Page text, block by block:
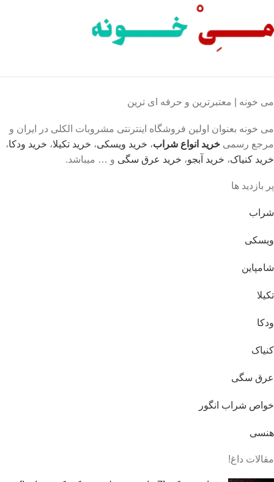
می خونه | معتبرترین و حرفه ای ترین
می خونه بعنوان اولین فروشگاه اینترنتی مشروبات الکلی در ایران و
مرجع رسمی خرید انواع شراب، خرید ویسکی، خرید تکیلا، خرید ودکا،
خرید کنیاک، خرید آبجو، خرید عرق سگی و … میباشد.
پر بازدید ها
شراب
ویسکی
شامپاین
تکیلا
ودکا
کنیاک
عرق سگی
خواص شراب انگور
هنسی
مقالات داغ!